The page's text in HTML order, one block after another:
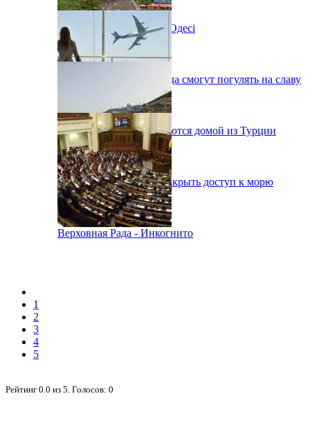
Новий автокінотеатр в Одесі
Одесситы на День города смогут погулять на славу
38 украинцев возвращаются домой из Турции
В Одессе вынуждены закрыть доступ к морю
Верховная Рада - Инкогнито
1
2
3
4
5
Рейтинг 0.0 из 5. Голосов: 0